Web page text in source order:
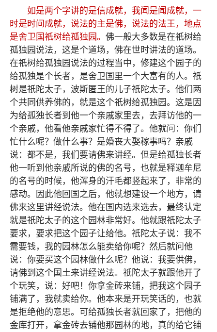
如是两个字讲的是信成就，我闻是闻成就，一
时是时间成就，说法的主是佛，说法的法王，地点
是舍卫国祇树给孤独园。 佛一般大多数是在祇树给
孤独园说法，这是个道场，佛在世时讲法的道场。
在祇树给孤独园说法的过程当中，修建这个园子的
给孤独是个长者，是舍卫国里一个大富有的人。祇
树是祇陀太子，波斯匿王的儿子祇陀太子。他们两
个共同供养佛的，就是这个祇树给孤独园。这是因
为给孤独长者到他一个亲戚家里去，去拜访他的一
个亲戚，他看他亲戚家忙得不得了。他就问：你们
忙什么呢？做什么事？是婚丧大娶稼事吗？亲戚
说：都不是，我们要请佛来讲经。但是给孤独长者
他一听到他亲戚所说的佛的名号，也就是释迦牟尼
的名号的时候，他浑身的汗毛都竖起来了，非常的
感动。因此他回国之后，他就想建设一个地方，请
佛来这里讲经说法。他在国内选来选去，最终认定
就是祇陀太子的这个园林非常好。他就跟祇陀太子
要求，要求把这个园子让给他。祇陀太子说：我不
需要钱，我的园林怎么能卖给你呢？然后就问他
说：你要买这个园林做什么呢？他说：我要供佛，
请佛到这个国土来讲经说法。祇陀太子就跟他开了
个玩笑，说：好吧！你拿金砖来铺，把我这个园子
铺满了，我就卖给你。他本来是开玩笑话的，也就
是拒绝他的意思。可给孤独长者就回家了，把他的
金库打开，拿金砖去铺他那园林的地，真的给它铺